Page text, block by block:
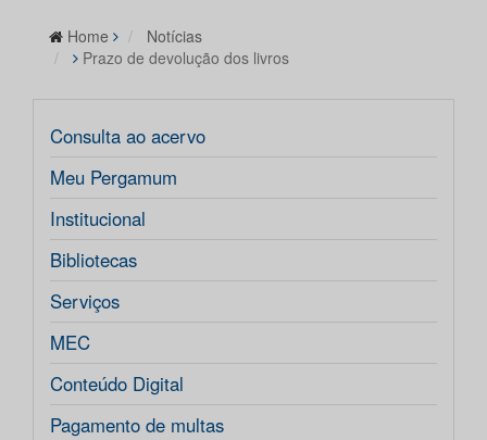
Home
Notícias
Prazo de devolução dos livros
Consulta ao acervo
Meu Pergamum
Institucional
Bibliotecas
Serviços
MEC
Conteúdo Digital
Pagamento de multas